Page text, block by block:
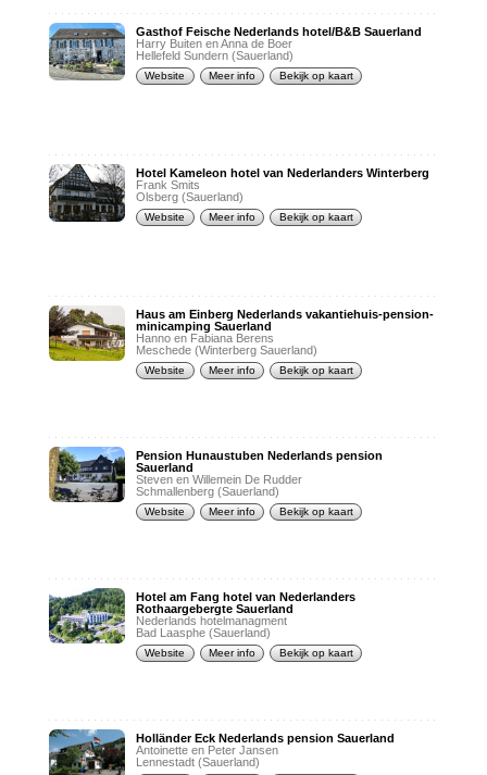
Gasthof Feische Nederlands hotel/B&B Sauerland
Harry Buiten en Anna de Boer
Hellefeld Sundern (Sauerland)
Website Meer info Bekijk op kaart
Hotel Kameleon hotel van Nederlanders Winterberg
Frank Smits
Olsberg (Sauerland)
Website Meer info Bekijk op kaart
Haus am Einberg Nederlands vakantiehuis-pension-
minicamping Sauerland
Hanno en Fabiana Berens
Meschede (Winterberg Sauerland)
Website Meer info Bekijk op kaart
Pension Hunaustuben Nederlands pension
Sauerland
Steven en Willemein De Rudder
Schmallenberg (Sauerland)
Website Meer info Bekijk op kaart
Hotel am Fang hotel van Nederlanders
Rothaargebergte Sauerland
Nederlands hotelmanagment
Bad Laasphe (Sauerland)
Website Meer info Bekijk op kaart
Holländer Eck Nederlands pension Sauerland
Antoinette en Peter Jansen
Lennestadt (Sauerland)